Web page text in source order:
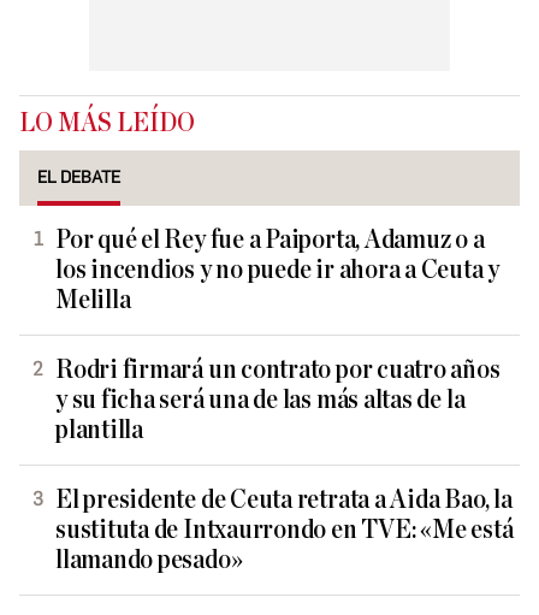
LO MÁS LEÍDO
EL DEBATE
Por qué el Rey fue a Paiporta, Adamuz o a
los incendios y no puede ir ahora a Ceuta y
Melilla
Rodri firmará un contrato por cuatro años
y su ficha será una de las más altas de la
plantilla
El presidente de Ceuta retrata a Aida Bao, la
sustituta de Intxaurrondo en TVE: «Me está
llamando pesado»